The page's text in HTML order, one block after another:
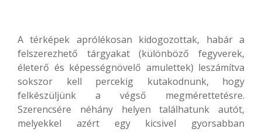
A térképek aprólékosan kidogozottak, habár a
felszerezhető tárgyakat (különböző fegyverek,
életerő és képességnövelő amulettek) leszámítva
sokszor kell percekig kutakodnunk, hogy
felkészüljünk a végső megmérettetésre.
Szerencsére néhány helyen találhatunk autót,
melyekkel azért egy kicsivel gyorsabban